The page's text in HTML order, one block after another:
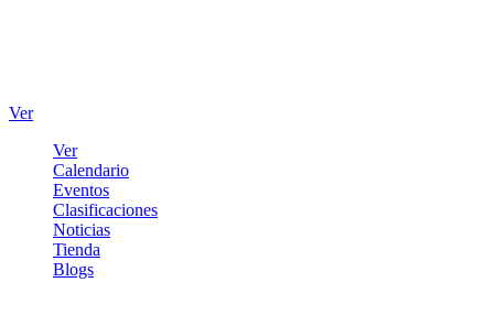
Ver
Ver
Calendario
Eventos
Clasificaciones
Noticias
Tienda
Blogs